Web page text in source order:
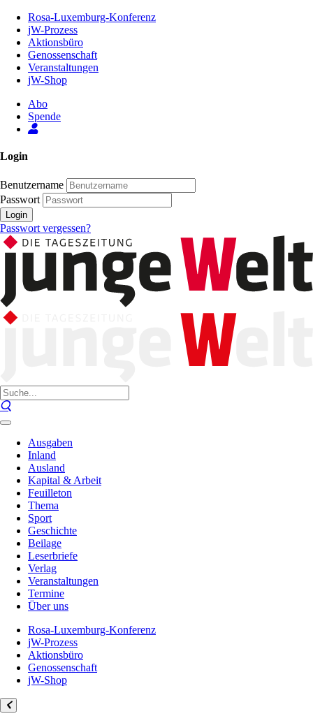
Inhalt
Seite
Rosa-Luxemburg-Konferenz
jW-Prozess
Aktionsbüro
Genossenschaft
Veranstaltungen
jW-Shop
Abo
Spende
Login
Benutzername
Passwort
Login
Passwort vergessen?
Ausgaben
Inland
Ausland
Kapital & Arbeit
Feuilleton
Thema
Sport
Geschichte
Beilage
Leserbriefe
Verlag
Veranstaltungen
Termine
Über uns
Rosa-Luxemburg-Konferenz
jW-Prozess
Aktionsbüro
Genossenschaft
jW-Shop